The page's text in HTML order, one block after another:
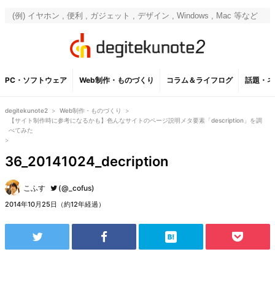
PC・ソフトウェア Web制作・ものづくり コラム＆ライフログ 話題・
degitekunote2 > Web制作・ものづくり
>
【サイト制作時に参考になるかも】色んなサイトのページ説明メタ要素「description」を調
べてみた
>
36_20141024_decription
こふす (@_cofus)
2014年10月25日（約12年経過）